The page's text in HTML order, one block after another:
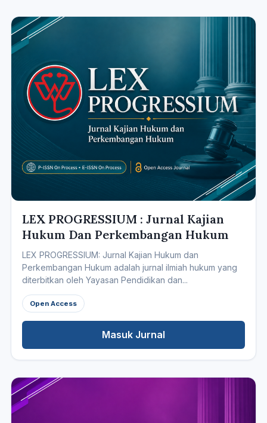
LEX PROGRESSIUM : Jurnal Kajian
Hukum Dan Perkembangan Hukum
LEX PROGRESSIUM: Jurnal Kajian Hukum dan
Perkembangan Hukum adalah jurnal ilmiah hukum yang
diterbitkan oleh Yayasan Pendidikan dan...
Open Access
Masuk Jurnal